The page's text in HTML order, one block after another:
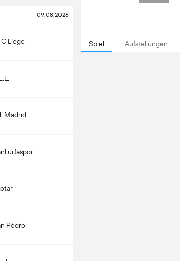
09.08.2026
Liege
Madrid
Pédro
Spiel Aufstellungen